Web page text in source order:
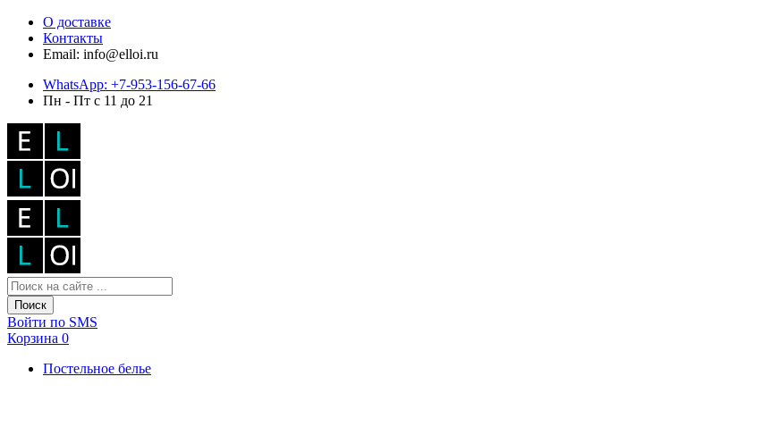
О доставке
Контакты
Email: info@elloi.ru
WhatsApp: +7-953-156-67-66
Пн - Пт с 11 до 21
Поиск
Войти по SMS
Корзина 0
Постельное белье